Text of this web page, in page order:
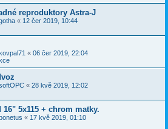
reproduktory Astra-J
« 12 čer 2019, 10:44
« 06 čer 2019, 22:04
« 28 kvě 2019, 12:02
16" 5x115 + chrom matky.
« 17 kvě 2019, 01:10